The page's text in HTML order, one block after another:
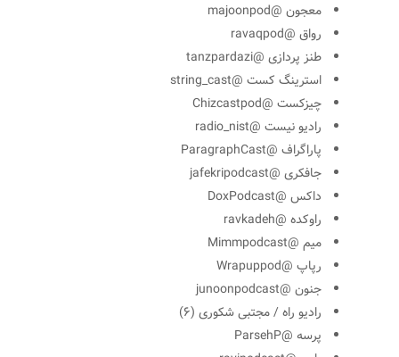
معجون @majoonpod
رواق @ravaqpod
طنز پردازی @tanzpardazi
استرینگ کست @string_cast
چیزکست @Chizcastpod
رادیو نیست @radio_nist
پاراگراف @ParagraphCast
جافکری @jafekripodcast
داکس @DoxPodcast
راوکده @ravkadeh
میم @Mimmpodcast
رپاپ @Wrapuppod
جنون @junoonpodcast
رادیو راه / مجتبی شکوری (۶)
پرسه @ParsehP